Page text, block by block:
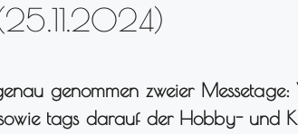
… genau genommen zweier
tags darauf der Hobby- und